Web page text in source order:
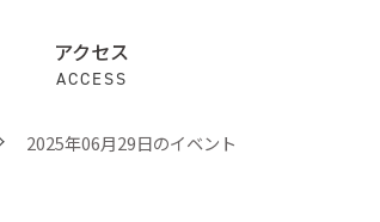
アクセス
ACCESS
2025年06月29日のイベント